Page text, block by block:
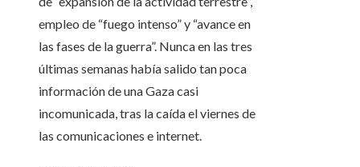
empleo de “fuego intenso” y “avance en
las fases de la guerra”. Nunca en las tres
últimas semanas había salido tan poca
información de una Gaza casi
incomunicada, tras la caída el viernes de
las comunicaciones e internet.